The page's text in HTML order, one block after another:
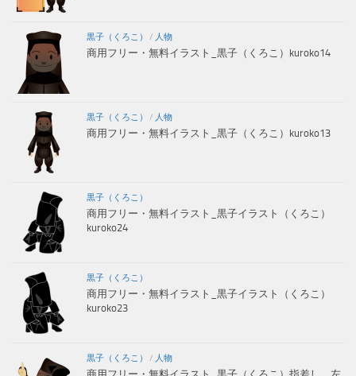
黒子（くろこ） / 人物
商用フリー・無料イラスト_黒子（くろこ）kuroko14
黒子（くろこ） / 人物
商用フリー・無料イラスト_黒子（くろこ）kuroko13
黒子（くろこ）
商用フリー・無料イラスト_黒子イラスト（くろこ）
kuroko24
黒子（くろこ）
商用フリー・無料イラスト_黒子イラスト（くろこ）
kuroko23
黒子（くろこ） / 人物